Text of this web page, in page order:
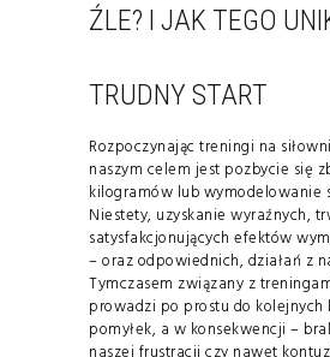
ŹLE? I JAK TEGO
TRUDNY START
Rozpoczynając treningi na
naszym celem jest pozbycie się
kilogramów lub wymodelowanie
Niestety, uzyskanie wyraźnych,
satysfakcjonujących efektów
– oraz odpowiednich, działań z
Tymczasem związany z
prowadzi po prostu do kolejnych
pomyłek, a w konsekwencji –